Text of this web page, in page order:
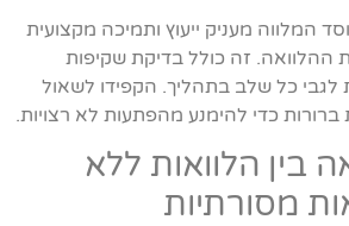
המלווה מעניק ייעוץ ותמיכה מקצועית
ההלוואה. זה כולל בדיקת שקיפות
לגבי כל שלב בתהליך. הקפידו לשאול
כדי להימנע מהפתעות לא רצויות.
בין הלוואות ללא
מסורתיות